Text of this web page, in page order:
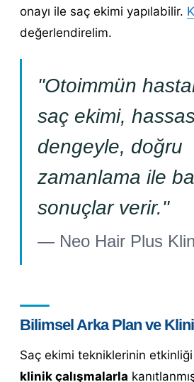
onayı ile saç ekimi yapılabilir.
değerlendirelim.
"Otoimmün
saç ekimi,
dengeyle, doğru
zamanlama ile
sonuçlar verir."
— Neo Hair Plus
Bilimsel Arka Plan ve
Saç ekimi tekniklerinin etkinliği
klinik çalışmalarla